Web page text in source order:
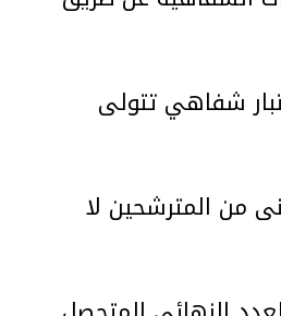
شفاهي تتولى
من المترشحين لا